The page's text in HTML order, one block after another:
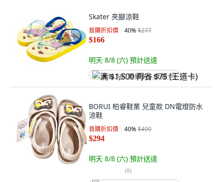
Skater 夾腳涼鞋
首購折扣價 40%$277
$166
明天 8/8 (六) 預計送達
满 $1,500 再省 $75 (王道卡)
BORUI 柏睿鞋業 兒童款 DN電燈防水
涼鞋
首購折扣價 40%$490
$294
明天 8/8 (六) 預計送達
(8)